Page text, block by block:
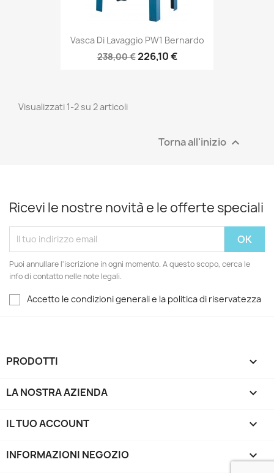
Vasca Di Lavaggio PW1 Bernardo
238,00 €226,10 €
Visualizzati 1-2 su 2 articoli
Torna all'inizio 
Ricevi le nostre novità e le offerte speciali
Puoi annullare l'iscrizione in ogni momento. A questo scopo, cerca le
info di contatto nelle note legali.
Accetto le condizioni generali e la politica di riservatezza
PRODOTTI 
LA NOSTRA AZIENDA 
IL TUO ACCOUNT 
INFORMAZIONI NEGOZIO keyboard_arrow_down